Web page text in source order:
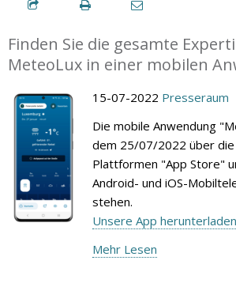
Finden Sie die gesamte
MeteoLux in einer mobilen
15-07-2022 Presseraum
Die mobile Anwendung
dem 25/07/2022 über
Plattformen "App Store"
Android- und iOS-
stehen.
Unsere App
Mehr Lesen